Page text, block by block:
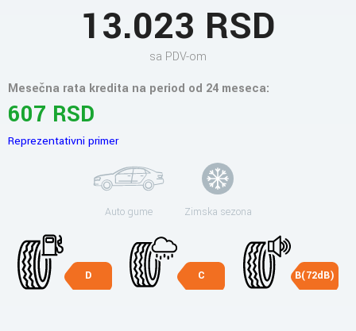
13.023 RSD
sa PDV-om
Mesečna rata kredita na period od 24 meseca:
607 RSD
Reprezentativni primer
Auto gume Zimska sezona
D C B(72dB)